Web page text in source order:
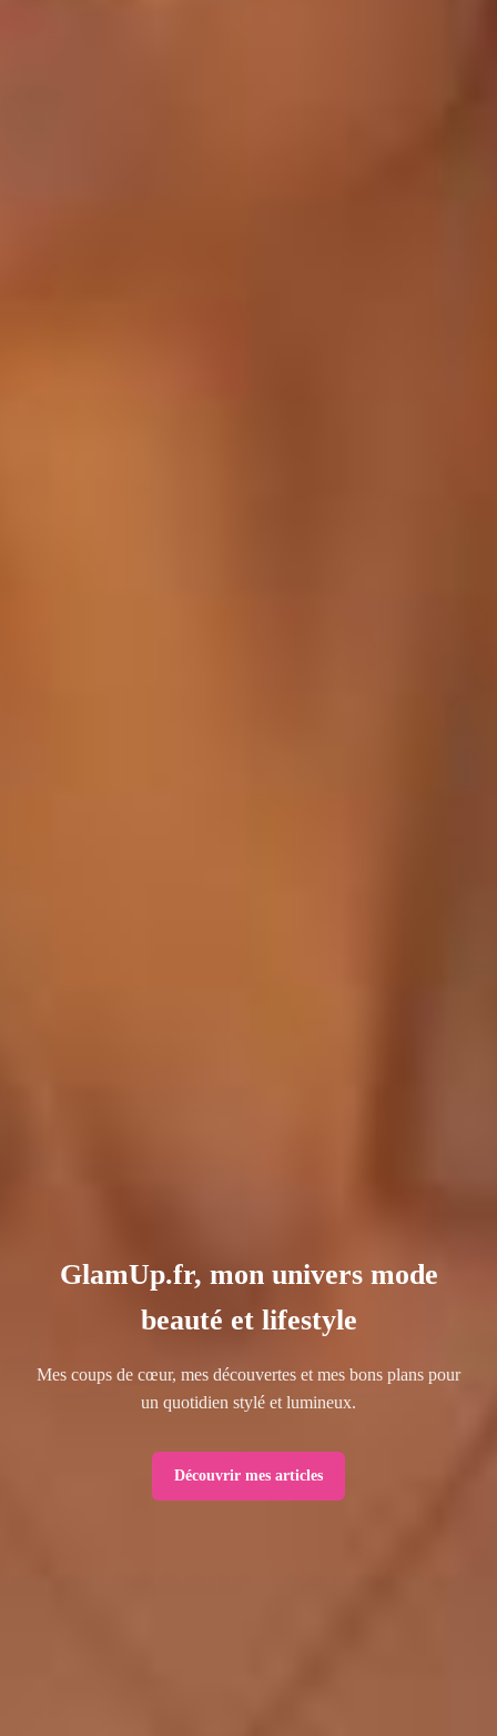
GlamUp.fr, mon univers mode
beauté et lifestyle
Mes coups de cœur, mes découvertes et mes bons plans pour
un quotidien stylé et lumineux.
Découvrir mes articles